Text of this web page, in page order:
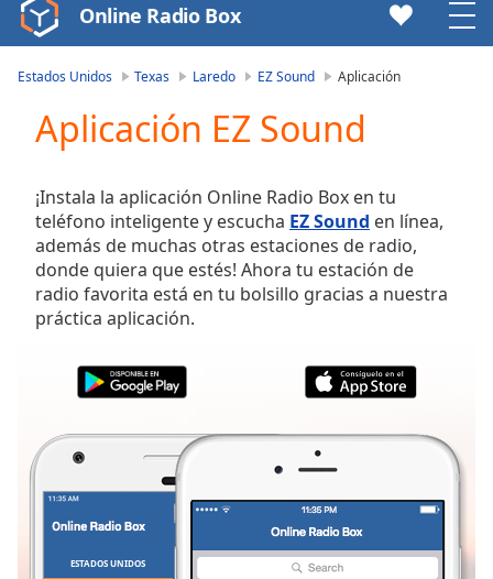
Video
Player
Play
Video
Skip
Backward
Skip
Forward
Mute
Current
Time0:00
Duration-:-
Stream
Type
LIVE
Seek to
currently
Online Radio Box
Estados Unidos Texas Laredo EZ Sound Aplicación
Aplicación EZ Sound
¡Instala la aplicación Online Radio Box en tu
teléfono inteligente y escucha EZ Sound en línea,
además de muchas otras estaciones de radio,
donde quiera que estés! Ahora tu estación de
radio favorita está en tu bolsillo gracias a nuestra
práctica aplicación.
ESTADOS UNIDOS